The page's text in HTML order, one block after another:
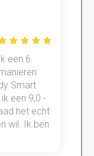
een 6.
Smart
een 9,0 -
het echt
wil. Ik ben